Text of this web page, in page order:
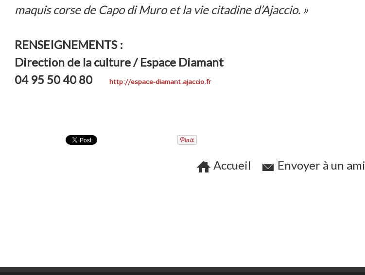
maquis corse de Capo di Muro et la vie citadine d’Ajaccio. »
RENSEIGNEMENTS :
Direction de la culture / Espace Diamant
04 95 50 40 80http://espace-diamant.ajaccio.fr
Accueil Envoyer à un ami